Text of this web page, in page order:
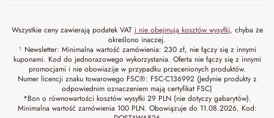
Wszystkie ceny zawierają podatek VAT i nie obejmują kosztów wysyłki, chyba że
określono inaczej.
¹ Newsletter: Minimalna wartość zamówienia: 230 zł, nie łączy się z innymi
kuponami. Kod do jednorazowego wykorzystania. Oferta nie łączy się z innymi
promocjami i nie obowiazije w przypadku przecenionych produktów.
Numer licencji znaku towarowego FSC®: FSC-C136992 (Jedynie produkty z
odpowiednim oznaczeniem mają certyfikat FSC)
*Bon o równowartości kosztów wysyłki 29 PLN (nie dotyczy gabarytów).
Minimalna wartość zamówienia 100 PLN. Obowiązuje do 11.08.2026. Kod: